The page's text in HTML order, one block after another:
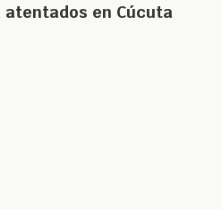
atentados en Cúcuta